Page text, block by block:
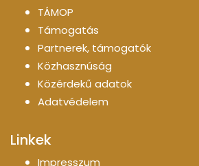
TÁMOP
Támogatás
Partnerek, támogatók
Közhasznúság
Közérdekű adatok
Adatvédelem
Linkek
Impresszum